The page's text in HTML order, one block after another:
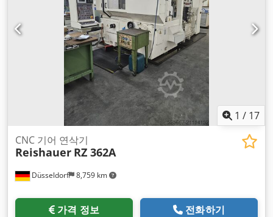
1 / 17
Düsseldorf 8,759 km
CNC 기어 연삭기
Reishauer RZ 362A
가격 정보 전화하기